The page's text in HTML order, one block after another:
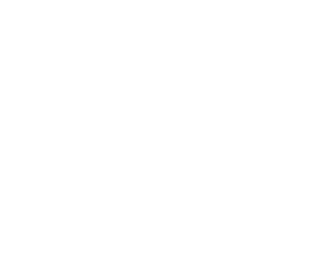
par la progestérone, 10 jours par
de pilule n'est pas la solution
de masquer des troubles, en